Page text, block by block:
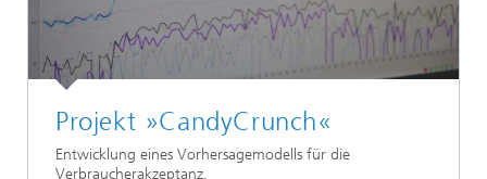
Projekt »CandyCrunch«
Entwicklung eines Vorhersagemodells für die
Verbraucherakzeptanz.